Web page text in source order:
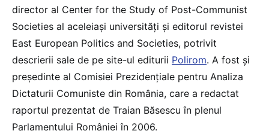
director al Center for the Study of Post-Communist
Societies al aceleiași universități și editorul revistei
East European Politics and Societies, potrivit
descrierii sale de pe site-ul editurii Polirom. A fost și
președinte al Comisiei Prezidențiale pentru Analiza
Dictaturii Comuniste din România, care a redactat
raportul prezentat de Traian Băsescu în plenul
Parlamentului României în 2006.